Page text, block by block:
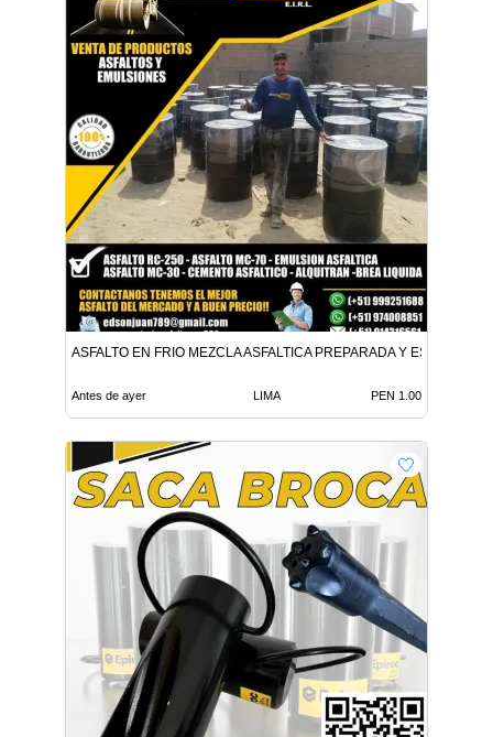
ASFALTO EN FRIO MEZCLA ASFALTICA PREPARADA Y
Antes de ayer LIMA PEN 1.00